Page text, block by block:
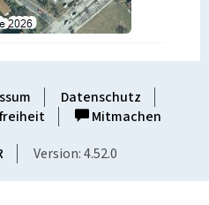
Datenschutz
Mitmachen
Version: 4.52.0